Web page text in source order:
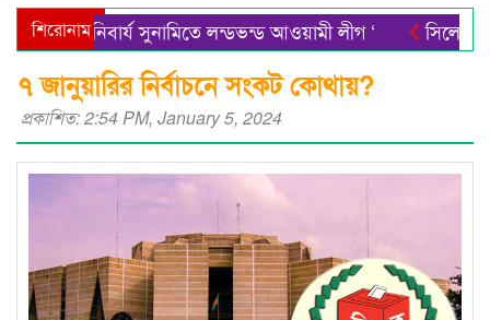
শিরোনাম
‘ অনিবার্য সুনামিতে লন্ডভন্ড আওয়ামী লীগ ‘
সিলেটে
সিলেটের নতুন ডিসি রেজা হাসান
৭ জানুয়ারির নির্বাচনে সংকট কোথায়?
প্রকাশিত: 2:54 PM, January 5, 2024